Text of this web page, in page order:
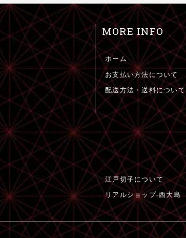
MORE INFO
ホーム
お支払い方法について
配送方法・送料について
江戸切子について
リアルショップ-西大島